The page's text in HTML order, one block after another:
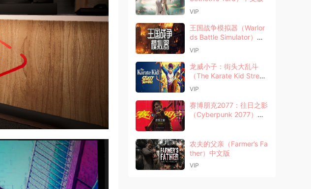
VIP
王国战争模拟器（Warlor
ds Battle Simulator）中
文版
VIP
龙威小子：街头大乱斗
（The Karate Kid Street
Rumble）英文版
VIP
赛博朋克2077：往日之影
（Cyberpunk 2077）中
农夫的父亲（Farmer’s Fa
ther）中文版
VIP